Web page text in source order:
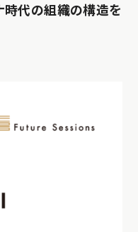
代の組織の構造を